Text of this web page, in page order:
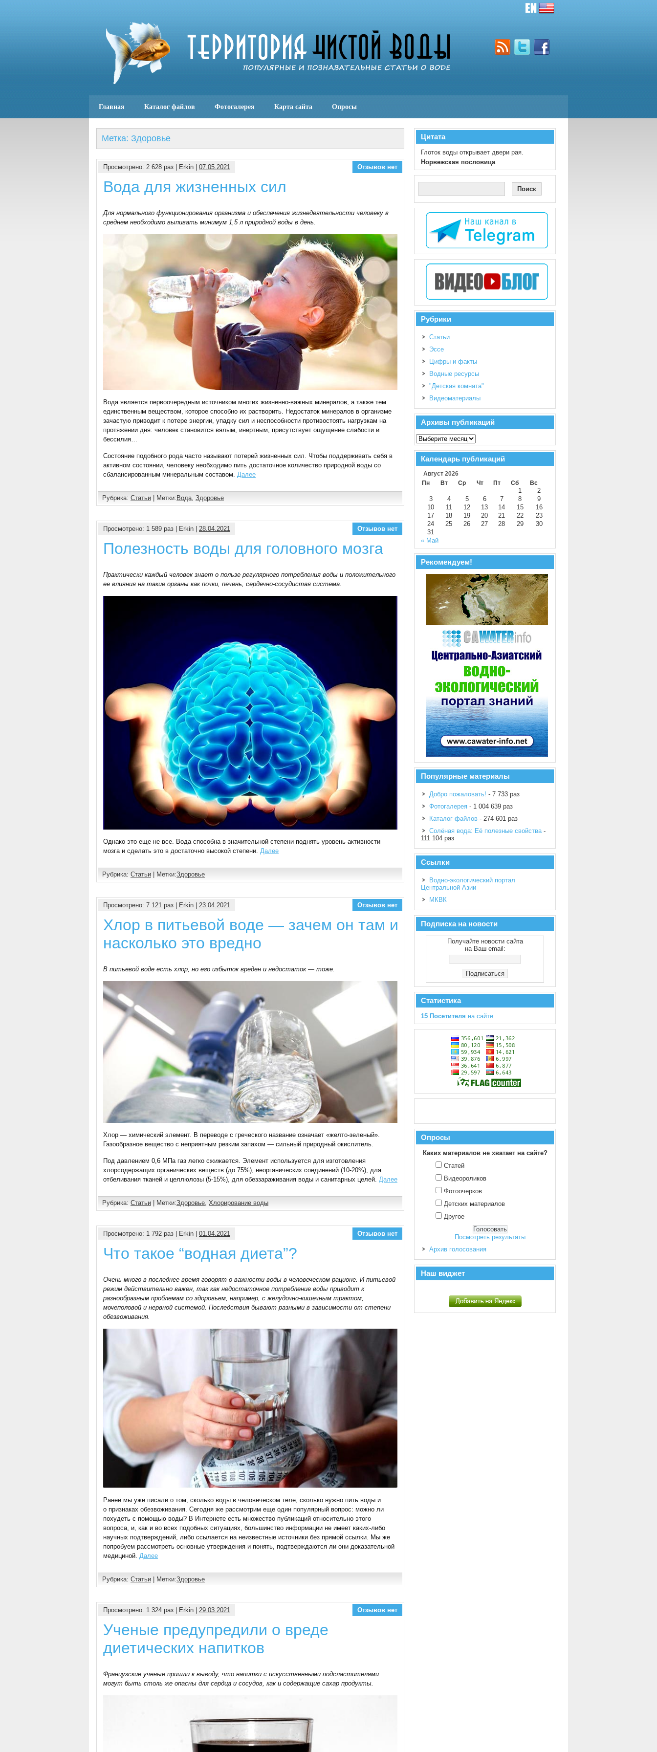
Главная Каталог файлов Фотогалерея Карта сайта Опросы
Метка: Здоровье
Просмотрено: 2 628 раз | Erkin | 07.05.2021 Отзывов нет
Вода для жизненных сил
Для нормального функционирования организма и обеспечения жизнедеятельности человеку в
среднем необходимо выпивать минимум 1,5 л природной воды в день.
Вода является первоочередным источником многих жизненно-важных минералов, а также тем
единственным веществом, которое способно их растворить. Недостаток минералов в организме
зачастую приводит к потере энергии, упадку сил и неспособности противостоять нагрузкам на
протяжении дня: человек становится вялым, инертным, присутствует ощущение слабости и
бессилия…
Состояние подобного рода часто называют потерей жизненных сил. Чтобы поддерживать себя в
активном состоянии, человеку необходимо пить достаточное количество природной воды со
сбалансированным минеральным составом. Далее
Рубрика: Статьи | Метки: Вода Здоровье
Просмотрено: 1 589 раз | Erkin | 28.04.2021 Отзывов нет
Полезность воды для головного мозга
Практически каждый человек знает о пользе регулярного потребления воды и положительного
ее влияния на такие органы как почки, печень, сердечно-сосудистая система.
Однако это еще не все. Вода способна в значительной степени поднять уровень активности
мозга и сделать это в достаточно высокой степени. Далее
Рубрика: Статьи | Метки:Здоровье
Просмотрено: 7 121 раз | Erkin | 23.04.2021 Отзывов нет
Хлор в питьевой воде — зачем он там и
насколько это вредно
В питьевой воде есть хлор, но его избыток вреден и недостаток — тоже.
Хлор — химический элемент. В переводе с греческого название означает «желто-зеленый».
Газообразное вещество с неприятным резким запахом — сильный природный окислитель.
Под давлением 0,6 МПа газ легко сжижается. Элемент используется для изготовления
хлорсодержащих органических веществ (до 75%), неорганических соединений (10-20%), для
отбеливания тканей и целлюлозы (5-15%), для обеззараживания воды и санитарных целей. Далее
Рубрика: Статьи | Метки:Здоровье, Хлорирование воды
Просмотрено: 1 792 раз | Erkin | 01.04.2021 Отзывов нет
Что такое “водная диета”?
Очень много в последнее время говорят о важности воды в человеческом рационе. И питьевой
режим действительно важен, так как недостаточное потребление воды приводит к
разнообразным проблемам со здоровьем, например, с желудочно-кишечным трактом,
мочеполовой и нервной системой. Последствия бывают разными в зависимости от степени
обезвоживания.
Ранее мы уже писали о том, сколько воды в человеческом теле, сколько нужно пить воды и
о признаках обезвоживания. Сегодня же рассмотрим еще один популярный вопрос: можно ли
похудеть с помощью воды? В Интернете есть множество публикаций относительно этого
вопроса, и, как и во всех подобных ситуациях, большинство информации не имеет каких-либо
научных подтверждений, либо ссылается на неизвестные источники без прямой ссылки. Мы же
попробуем рассмотреть основные утверждения и понять, подтверждаются ли они доказательной
медициной. Далее
Рубрика: Статьи | Метки:Здоровье
Просмотрено: 1 324 раз | Erkin | 29.03.2021 Отзывов нет
Ученые предупредили о вреде
диетических напитков
Французские ученые пришли к выводу, что напитки с искусственными подсластителями
могут быть столь же опасны для сердца и сосудов, как и содержащие сахар продукты.
Цитата
Глоток воды открывает двери рая.
Норвежская пословица
Рубрики
Статьи
Эссе
Цифры и факты
Водные ресурсы
"Детская комната"
Видеоматериалы
Архивы публикаций
Календарь публикаций
Август 2026
Пн
Вт Ср Чт Пт Сб Вс
1
2
3
4 5 6 7 8
9
10
11 12 13 14 15
16
17
18 19 20 21 22
23
24
25 26 27 28 29
30
31
« Май
Рекомендуем!
Популярные материалы
Добро пожаловать! - 7 733 раз
Фотогалерея - 1 004 639 раз
Каталог файлов - 274 601 раз
Солёная вода: Её полезные свойства-
111 104 раз
Ссылки
Водно-экологический портал
Центральной Азии
МКВК
Подписка на новости
Получайте новости сайта
на Ваш email:
Статистика
15 Посетителя на сайте
Опросы
Каких материалов не хватает на сайте?
Статей
Видеороликов
Фотоочерков
Детских материалов
Другое
Посмотреть результаты
Архив голосования
Наш виджет